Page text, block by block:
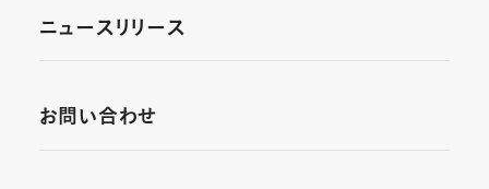
ニュースリリース
お問い合わせ